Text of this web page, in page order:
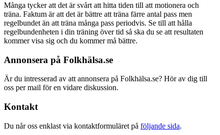
Många tycker att det är svårt att hitta tiden till att motionera och
träna. Faktum är att det är bättre att träna färre antal pass men
regelbundet än att träna många pass periodvis. Se till att hålla
regelbundenheten i din träning över tid så ska du se att resultaten
kommer visa sig och du kommer må bättre.
Annonsera på Folkhälsa.se
Är du intresserad av att annonsera på Folkhälsa.se? Hör av dig till
oss per mail för en vidare diskussion.
Kontakt
Du når oss enklast via kontaktformuläret på följande sida.